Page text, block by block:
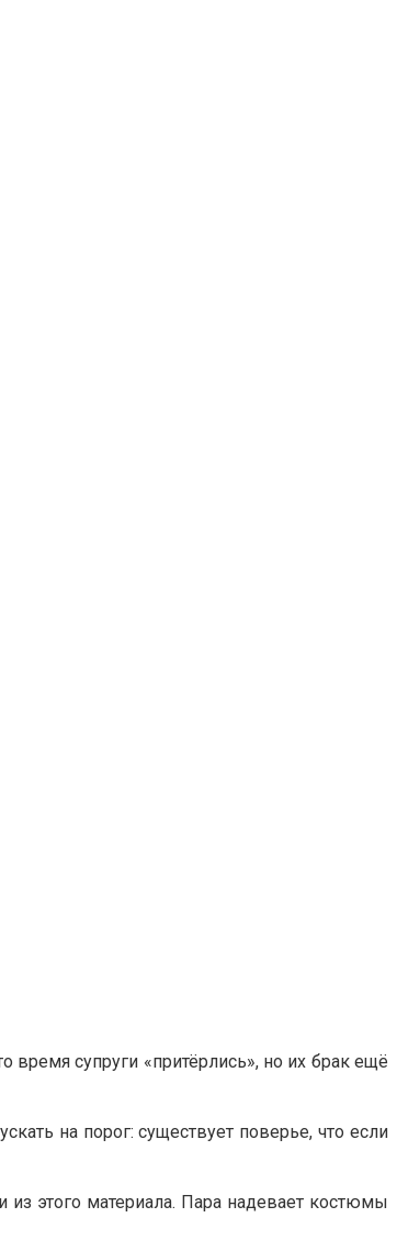
время супруги «притёрлись», но их брак ещё
на порог: существует поверье, что если
этого материала. Пара надевает костюмы